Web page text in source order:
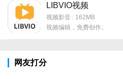
LIBVIO视频
视频影音 | 162MB
视频编辑，免费创作。
网友打分